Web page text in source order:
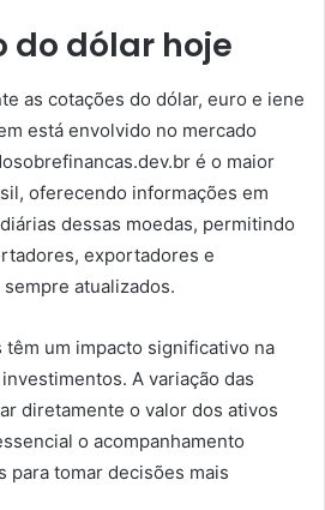
do dólar hoje
as cotações do dólar, euro e iene
está envolvido no mercado
é o maior
oferecendo informações em
dessas moedas, permitindo
exportadores e
atualizados.
têm um impacto significativo na
A variação das
diretamente o valor dos ativos
o acompanhamento
para tomar decisões mais